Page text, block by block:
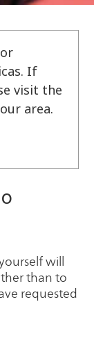
If
visit the
area.